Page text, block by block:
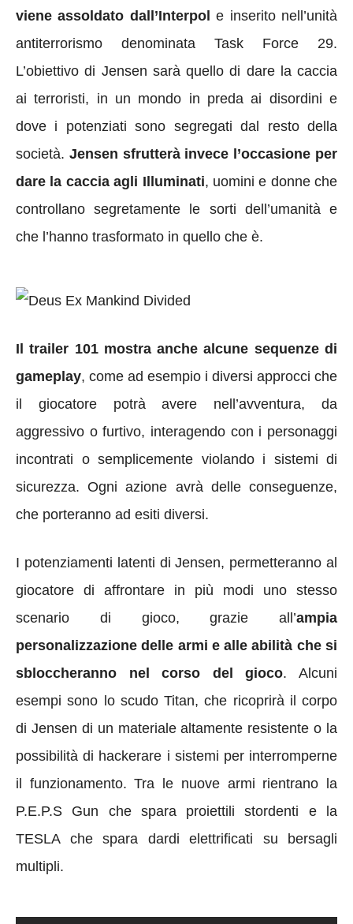
viene assoldato dall’Interpol e inserito nell’unità
antiterrorismo denominata Task Force 29.
L’obiettivo di Jensen sarà quello di dare la caccia
ai terroristi, in un mondo in preda ai disordini e
dove i potenziati sono segregati dal resto della
società. Jensen sfrutterà invece l’occasione per
dare la caccia agli Illuminati, uomini e donne che
controllano segretamente le sorti dell’umanità e
che l’hanno trasformato in quello che è.
Il trailer 101 mostra anche alcune sequenze di
gameplay, come ad esempio i diversi approcci che
il giocatore potrà avere nell’avventura, da
aggressivo o furtivo, interagendo con i personaggi
incontrati o semplicemente violando i sistemi di
sicurezza. Ogni azione avrà delle conseguenze,
che porteranno ad esiti diversi.
I potenziamenti latenti di Jensen, permetteranno al
giocatore di affrontare in più modi uno stesso
scenario di gioco, grazie all’ampia
personalizzazione delle armi e alle abilità che si
sbloccheranno nel corso del gioco. Alcuni
esempi sono lo scudo Titan, che ricoprirà il corpo
di Jensen di un materiale altamente resistente o la
possibilità di hackerare i sistemi per interromperne
il funzionamento. Tra le nuove armi rientrano la
P.E.P.S Gun che spara proiettili stordenti e la
TESLA che spara dardi elettrificati su bersagli
multipli.